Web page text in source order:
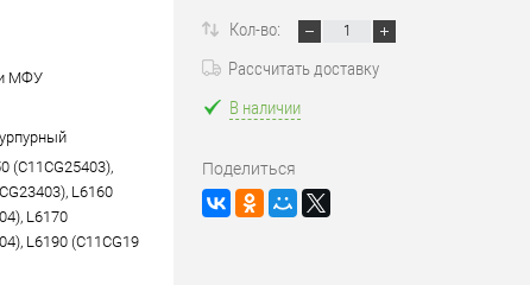
МФУ
(C11CG25403),
L6160
L6170
L6190 (C11CG19
Кол-во:
Рассчитать доставку
В наличии
Поделиться